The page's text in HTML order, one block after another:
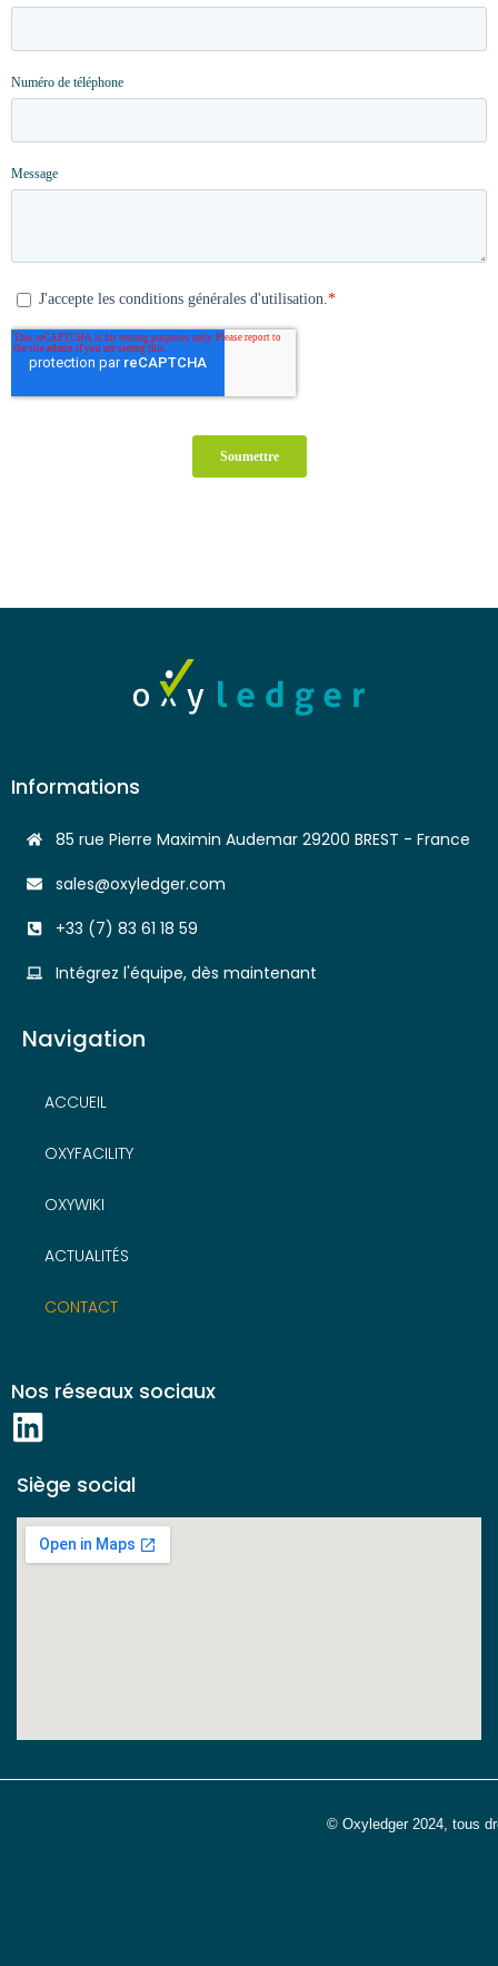
Informations
85 rue Pierre Maximin Audemar 29200 BREST - France
sales@oxyledger.com
+33 (7) 83 61 18 59
Intégrez l'équipe, dès maintenant
Navigation
ACCUEIL
OXYFACILITY
OXYWIKI
ACTUALITÉS
CONTACT
Nos réseaux sociaux
Siège social
© Oxyledger 2024, tous